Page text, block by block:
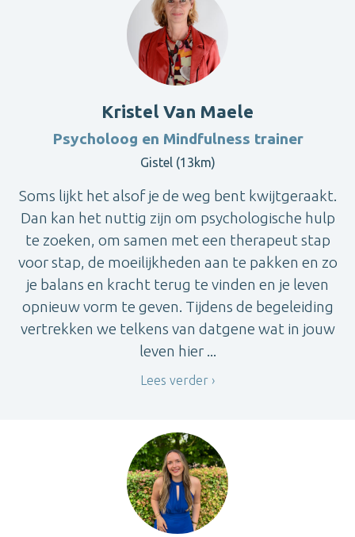
Kristel Van Maele
Psycholoog en Mindfulness trainer
Gistel (13km)
Soms lijkt het alsof je de weg bent kwijtgeraakt.
Dan kan het nuttig zijn om psychologische hulp
te zoeken, om samen met een therapeut stap
voor stap, de moeilijkheden aan te pakken en zo
je balans en kracht terug te vinden en je leven
opnieuw vorm te geven. Tijdens de begeleiding
vertrekken we telkens van datgene wat in jouw
leven hier ...
Lees verder